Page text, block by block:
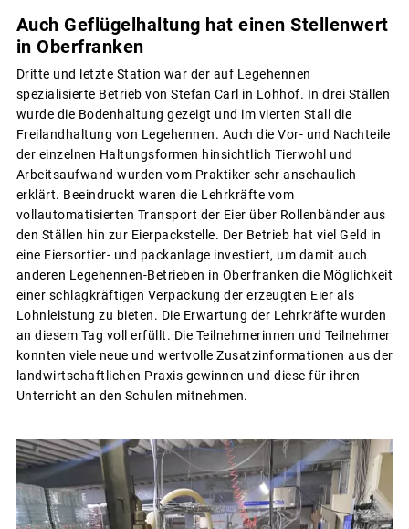
Auch Geflügelhaltung hat einen Stellenwert
in Oberfranken
Dritte und letzte Station war der auf Legehennen
spezialisierte Betrieb von Stefan Carl in Lohhof. In drei Ställen
wurde die Bodenhaltung gezeigt und im vierten Stall die
Freilandhaltung von Legehennen. Auch die Vor- und Nachteile
der einzelnen Haltungsformen hinsichtlich Tierwohl und
Arbeitsaufwand wurden vom Praktiker sehr anschaulich
erklärt. Beeindruckt waren die Lehrkräfte vom
vollautomatisierten Transport der Eier über Rollenbänder aus
den Ställen hin zur Eierpackstelle. Der Betrieb hat viel Geld in
eine Eiersortier- und packanlage investiert, um damit auch
anderen Legehennen-Betrieben in Oberfranken die Möglichkeit
einer schlagkräftigen Verpackung der erzeugten Eier als
Lohnleistung zu bieten. Die Erwartung der Lehrkräfte wurden
an diesem Tag voll erfüllt. Die Teilnehmerinnen und Teilnehmer
konnten viele neue und wertvolle Zusatzinformationen aus der
landwirtschaftlichen Praxis gewinnen und diese für ihren
Unterricht an den Schulen mitnehmen.